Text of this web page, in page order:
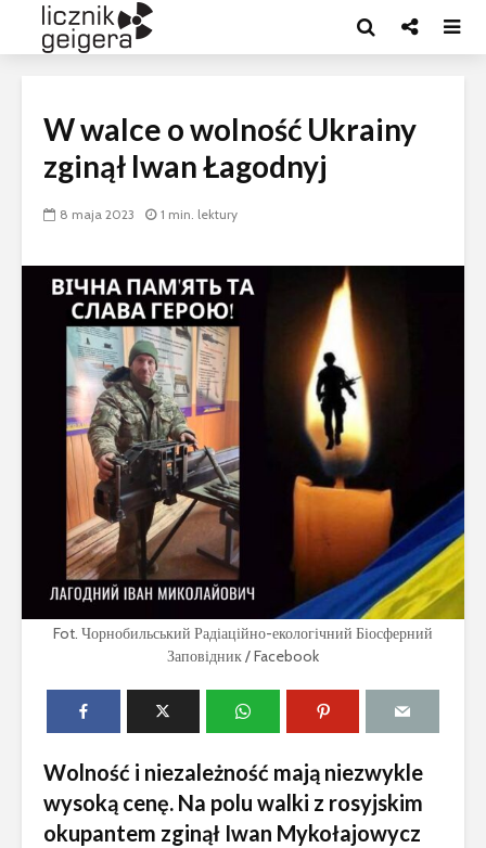
W walce o wolność Ukrainy
zginął Iwan Łagodnyj
8 maja 2023 1 min. lektury
Fot. Чорнобильський Радіаційно-екологічний Біосферний
Заповідник / Facebook
Wolność i niezależność mają niezwykle
wysoką cenę. Na polu walki z rosyjskim
okupantem zginął Iwan Mykołajowycz